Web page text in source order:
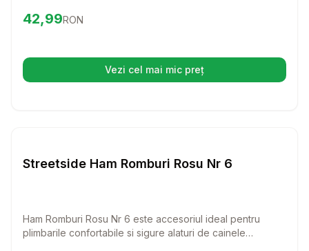
combina stilul clasic cu functionalitatea, asigurand o
Preț:42.99
42,99RON
Vezi cel mai mic preț(se deschide într-o filă nouă)
Lese si Zgarzi
Streetside Ham Romburi Rosu Nr 6
Ham Romburi Rosu Nr 6 este accesoriul ideal pentru
plimbarile confortabile si sigure alaturi de cainele